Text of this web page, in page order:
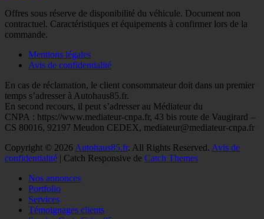
Offres sous réserve de disponibilité du véhicule. Document non
contractuel. Caractéristiques et équipements à confirmer lors de la
commande.
Mentions légales
Avis de confidentialité
En cas de réclamation, le client consommateur doit dans un premier
temps s’adresser à Autohaus85.fr.
En second recours, il peut s’adresser au Médiateur du
CNPA : https://www.mediateur-cnpa.fr, 43 bis route de Vaugirard –
CS 80016, 92197 Meudon CEDEX, mediateur@mediateur-cnpa.fr
Copyright © 2026Autohaus85.fr. All Rights Reserved. Avis de
confidentialité | Catch Responsive de Catch Themes
remonterNos annonces
Portfolio
Services
Témoignages clients